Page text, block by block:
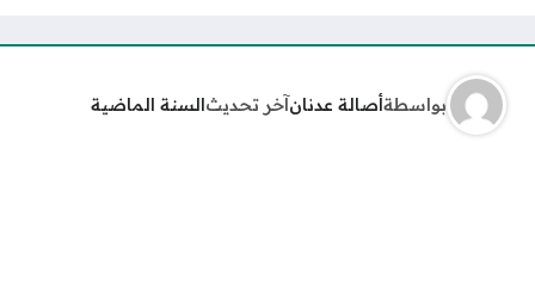
بواسطةأصالة عدنانآخر تحديثالسنة الماضية